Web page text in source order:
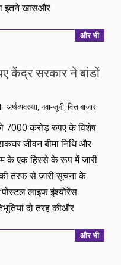
इतने खासऔर
और भी
केंद्र सरकार ने बांडों
अर्थव्यवस्था,नवा-जूनी,वित्त बाजार
7000 करोड़ रुपए के विशेष
जीवन बीमा निधि और
के एक हिस्से के रूप में जारी
तरफ से जारी सूचना के
लाइफ इंश्योरेंस
दो तरह कीऔर
और भी